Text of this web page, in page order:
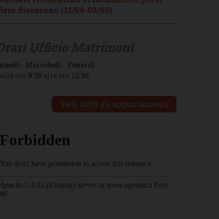
diocesano (31/08-03/09)
- Mercoledì - Venerdì
ore 9:30 alle ore 12:30
Vedi tutti gli appuntamenti